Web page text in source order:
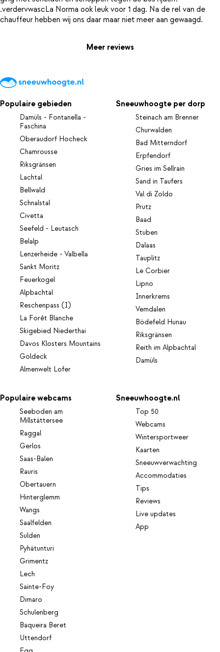
.verdervwascLa Norma ook leuk voor 1 dag. Na de rel van de
Meer reviews
Populaire gebieden
Damüls - Fontanella -
Faschina
Oberaudorf Hocheck
Chamrousse
Riksgränsen
Lachtal
Bellwald
Schnalstal
Civetta
Seefeld - Leutasch
Belalp
Lenzerheide - Valbella
Sankt Moritz
Feuerkogel
Alpbachtal
Reschenpass (I)
La Forêt Blanche
Skigebied Niederthai
Davos Klosters Mountains
Goldeck
Almenwelt Lofer
Sneeuwhoogte per dorp
Steinach am Brenner
Churwalden
Bad Mitterndorf
Erpfendorf
Gries im Sellrain
Sand in Taufers
Val di Zoldo
Prutz
Baad
Stuben
Dalaas
Tauplitz
Le Corbier
Lipno
Innerkrems
Vemdalen
Bödefeld Hunau
Riksgränsen
Reith im Alpbachtal
Damüls
Populaire webcams
Seeboden am
Millstättersee
Raggal
Gerlos
Saas-Balen
Rauris
Obertauern
Hinterglemm
Wangs
Saalfelden
Sulden
Pyhätunturi
Grimentz
Lech
Sainte-Foy
Dimaro
Schulenberg
Baqueira Beret
Uttendorf
Sneeuwhoogte.nl
Top 50
Webcams
Wintersportweer
Kaarten
Sneeuwverwachting
Accommodaties
Tips
Reviews
Live updates
App